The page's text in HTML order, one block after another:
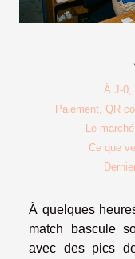
À J-0,
Paiement, QR
Le
Ce que
À quelques
match bascule
avec des pics